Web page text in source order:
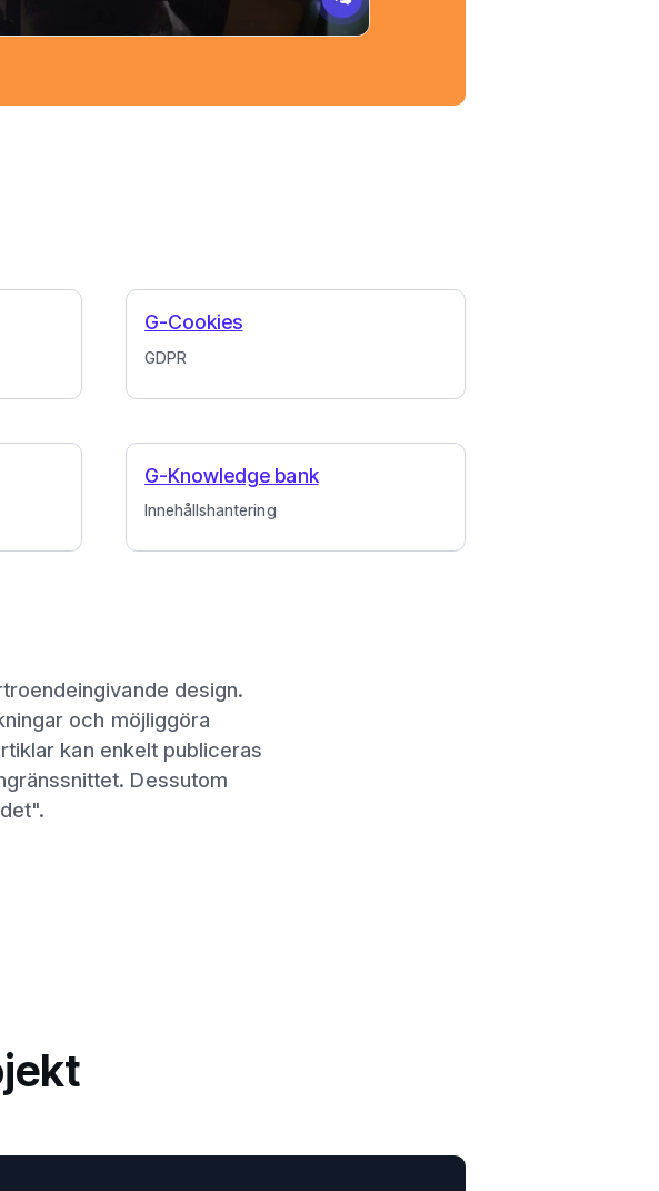
GDPR
G-Cookies
Innehållshantering
G-Knowledge bank
design.
och möjliggöra
kan enkelt publiceras
Dessutom